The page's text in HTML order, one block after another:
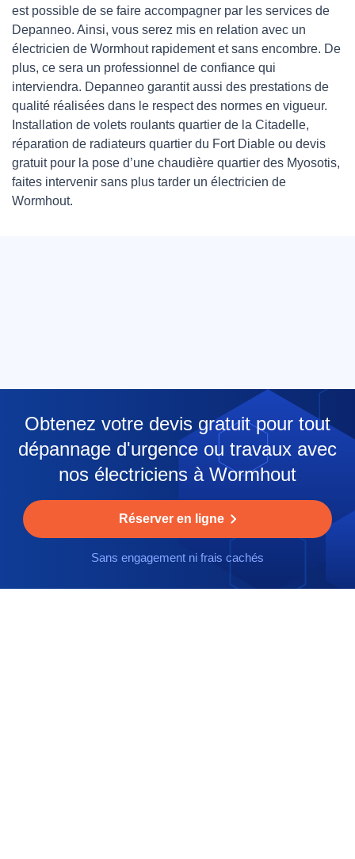
est possible de se faire accompagner par les services de
Depanneo. Ainsi, vous serez mis en relation avec un
électricien de Wormhout rapidement et sans encombre. De
plus, ce sera un professionnel de confiance qui
interviendra. Depanneo garantit aussi des prestations de
qualité réalisées dans le respect des normes en vigueur.
Installation de volets roulants quartier de la Citadelle,
réparation de radiateurs quartier du Fort Diable ou devis
gratuit pour la pose d’une chaudière quartier des Myosotis,
faites intervenir sans plus tarder un électricien de
Wormhout.
Obtenez votre devis gratuit pour tout
dépannage d'urgence ou travaux avec
nos électriciens à Wormhout
Réserver en ligne
Sans engagement ni frais cachés